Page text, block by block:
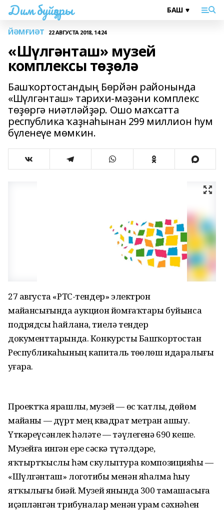
Дим буйҙары
ЙӘМҒИӘТ 22 АВГУСТА 2018, 14:24
«Шүлгәнташ» музей
комплексы төҙөлә
Башҡортостандың Бөрйән районында
«Шүлгәнташ» тарихи-мәҙәни комплекс
төҙөргә ниәтләйҙәр. Ошо маҡсатта
республика ҡаҙнаһынан 299 миллион һум
бүленеүе мөмкин.
27 августа «РТС-тендер» электрон
майҙансығында аукцион йомғаҡтары буйынса
подрядсы һайлана, тиелә тендер
документтарында. Конкурсты Башҡортостан
Республикаһының капиталь төҙөлөш идаралығы
уҙғара.
Проектҡа ярашлы, музей — өс ҡатлы, дөйөм
майҙаны — дүрт мең квадрат метрҙан ашыу.
Үткәреүсәнлек һәләте — тәүлегенә 690 кеше.
Музейға ингән ерҙе сәскә түтәлдәре,
яҡтыртҡыслы һәм скульптура композицияһы —
«Шүлгәнташ» логотибы менән яһалма һыу
ятҡылығы биҙәй. Музей янында 300 тамашасыға
иҫәпләнгән трибуналар менән урам сәхнәһен